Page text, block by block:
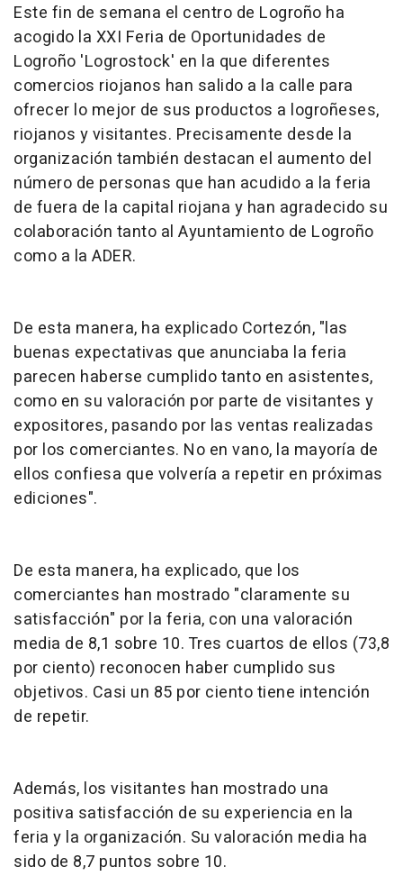
Este fin de semana el centro de Logroño ha
acogido la XXI Feria de Oportunidades de
Logroño 'Logrostock' en la que diferentes
comercios riojanos han salido a la calle para
ofrecer lo mejor de sus productos a logroñeses,
riojanos y visitantes. Precisamente desde la
organización también destacan el aumento del
número de personas que han acudido a la feria
de fuera de la capital riojana y han agradecido su
colaboración tanto al Ayuntamiento de Logroño
como a la ADER.
De esta manera, ha explicado Cortezón, "las
buenas expectativas que anunciaba la feria
parecen haberse cumplido tanto en asistentes,
como en su valoración por parte de visitantes y
expositores, pasando por las ventas realizadas
por los comerciantes. No en vano, la mayoría de
ellos confiesa que volvería a repetir en próximas
ediciones".
De esta manera, ha explicado, que los
comerciantes han mostrado "claramente su
satisfacción" por la feria, con una valoración
media de 8,1 sobre 10. Tres cuartos de ellos (73,8
por ciento) reconocen haber cumplido sus
objetivos. Casi un 85 por ciento tiene intención
de repetir.
Además, los visitantes han mostrado una
positiva satisfacción de su experiencia en la
feria y la organización. Su valoración media ha
sido de 8,7 puntos sobre 10.